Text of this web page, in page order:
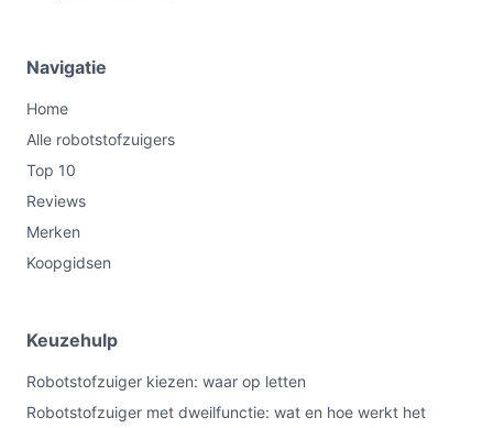
Navigatie
Home
Alle robotstofzuigers
Top 10
Reviews
Merken
Koopgidsen
Keuzehulp
Robotstofzuiger kiezen: waar op letten
Robotstofzuiger met dweilfunctie: wat en hoe werkt het